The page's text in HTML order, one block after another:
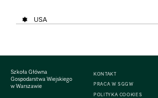
USA
Szkoła Główna
Gospodarstwa Wiejskiego
w Warszawie
KONTAKT
PRACA W SGGW
POLITYKA COOKIES